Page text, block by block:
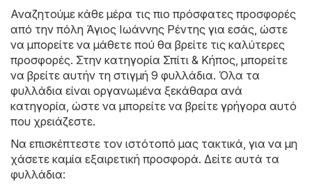
Αναζητούμε κάθε μέρα τις πιο πρόσφατες προσφορές
από την πόλη Άγιος Ιωάννης Ρέντης για εσάς, ώστε
να μπορείτε να μάθετε πού θα βρείτε τις καλύτερες
προσφορές. Στην κατηγορία Σπίτι & Κήπος, μπορείτε
να βρείτε αυτήν τη στιγμή 9 φυλλάδια. Όλα τα
φυλλάδια είναι οργανωμένα ξεκάθαρα ανά
κατηγορία, ώστε να μπορείτε να βρείτε γρήγορα αυτό
που χρειάζεστε.
Να επισκέπτεστε τον ιστότοπό μας τακτικά, για να μη
χάσετε καμία εξαιρετική προσφορά. Δείτε αυτά τα
φυλλάδια: